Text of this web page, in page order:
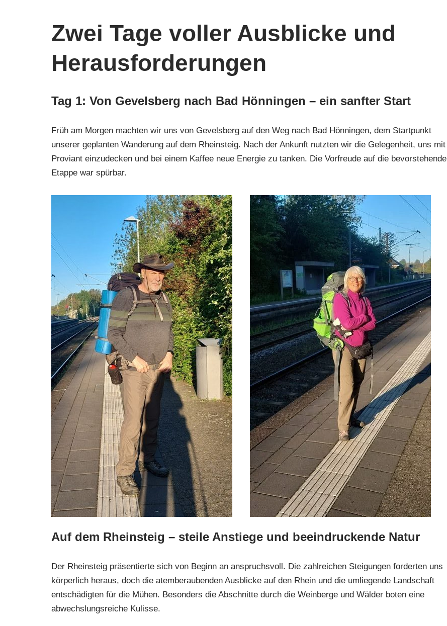
Zwei Tage voller Ausblicke und
Herausforderungen
Tag 1: Von Gevelsberg nach Bad Hönningen – ein sanfter Start
Früh am Morgen machten wir uns von Gevelsberg auf den Weg nach Bad Hönningen, dem Startpunkt
unserer geplanten Wanderung auf dem Rheinsteig. Nach der Ankunft nutzten wir die Gelegenheit, uns mit
Proviant einzudecken und bei einem Kaffee neue Energie zu tanken. Die Vorfreude auf die bevorstehende
Etappe war spürbar.
Auf dem Rheinsteig – steile Anstiege und beeindruckende Natur
Der Rheinsteig präsentierte sich von Beginn an anspruchsvoll. Die zahlreichen Steigungen forderten uns
körperlich heraus, doch die atemberaubenden Ausblicke auf den Rhein und die umliegende Landschaft
entschädigten für die Mühen. Besonders die Abschnitte durch die Weinberge und Wälder boten eine
abwechslungsreiche Kulisse.